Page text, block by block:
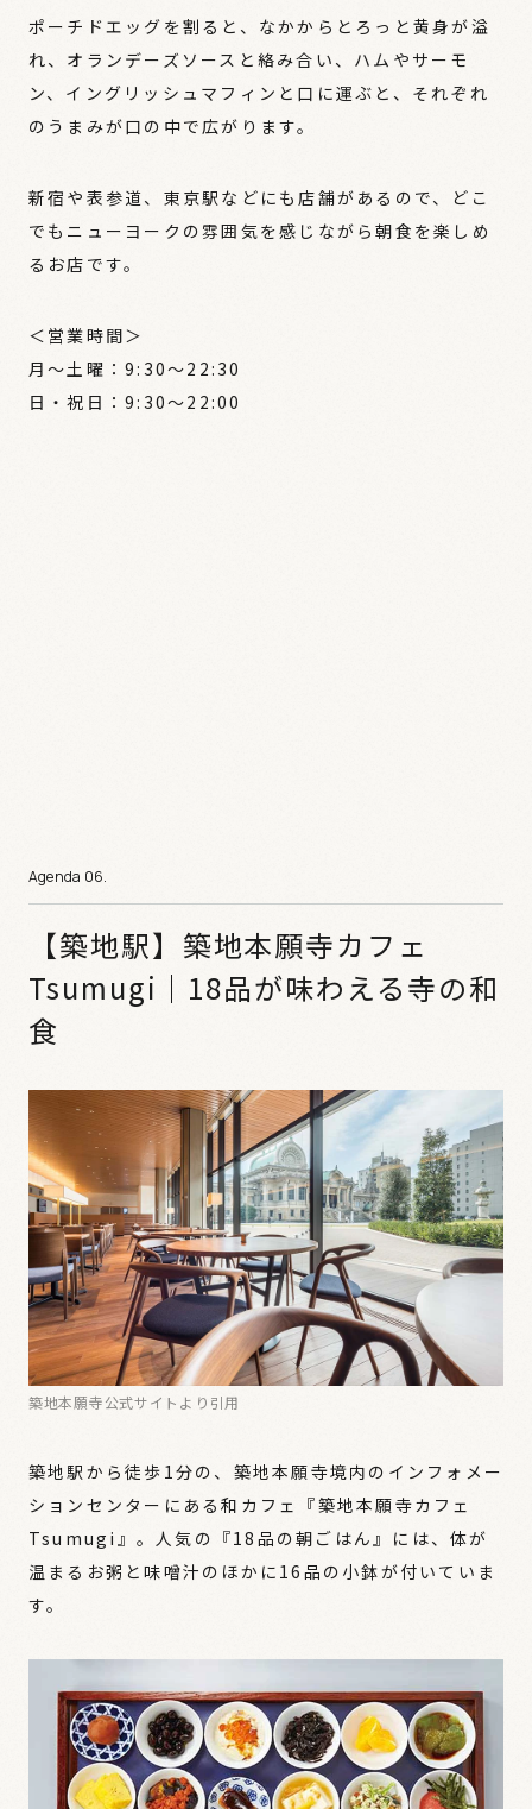
ポーチドエッグを割ると、なかからとろっと黄身が溢
れ、オランデーズソースと絡み合い、ハムやサーモ
ン、イングリッシュマフィンと口に運ぶと、それぞれ
のうまみが口の中で広がります。
新宿や表参道、東京駅などにも店舗があるので、どこ
でもニューヨークの雰囲気を感じながら朝食を楽しめ
るお店です。
＜営業時間＞
月～土曜：9:30～22:30
日・祝日：9:30～22:00
【築地駅】築地本願寺カフェ
Tsumugi｜18品が味わえる寺の和
食
築地本願寺公式サイトより引用
築地駅から徒歩1分の、築地本願寺境内のインフォメー
ションセンターにある和カフェ『築地本願寺カフェ
Tsumugi』。人気の『18品の朝ごはん』には、体が
温まるお粥と味噌汁のほかに16品の小鉢が付いていま
す。